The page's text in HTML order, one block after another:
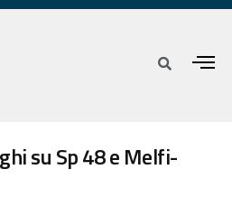
su Sp 48 e Melfi-